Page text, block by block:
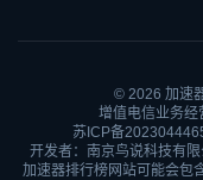
© 2026 加速
增值电信业务
苏ICP备
开发者：南京鸟说科技有
加速器排行榜网站可能会包